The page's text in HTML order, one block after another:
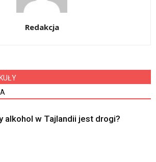
Redakcja
alkohol w Tajlandii jest drogi?